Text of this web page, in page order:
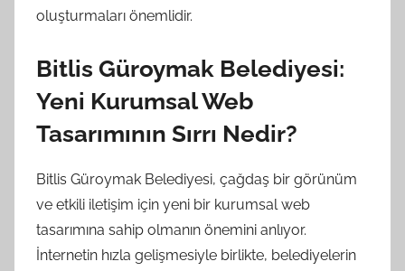
oluşturmaları önemlidir.
Bitlis Güroymak Belediyesi:
Yeni Kurumsal Web
Tasarımının Sırrı Nedir?
Bitlis Güroymak Belediyesi, çağdaş bir görünüm
ve etkili iletişim için yeni bir kurumsal web
tasarımına sahip olmanın önemini anlıyor.
İnternetin hızla gelişmesiyle birlikte, belediyelerin